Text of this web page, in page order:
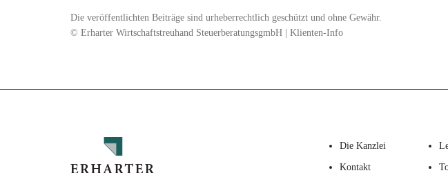
Die veröffentlichten Beiträge sind urheberrechtlich geschützt und ohne Gewähr.
© Erharter Wirtschaftstreuhand SteuerberatungsgmbH | Klienten-Info
Die Kanzlei
Kontakt